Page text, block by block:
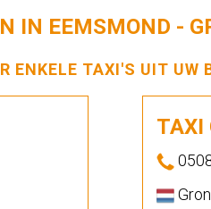
IN EEMSMOND -
ENKELE TAXI'S UIT UW
TAXI